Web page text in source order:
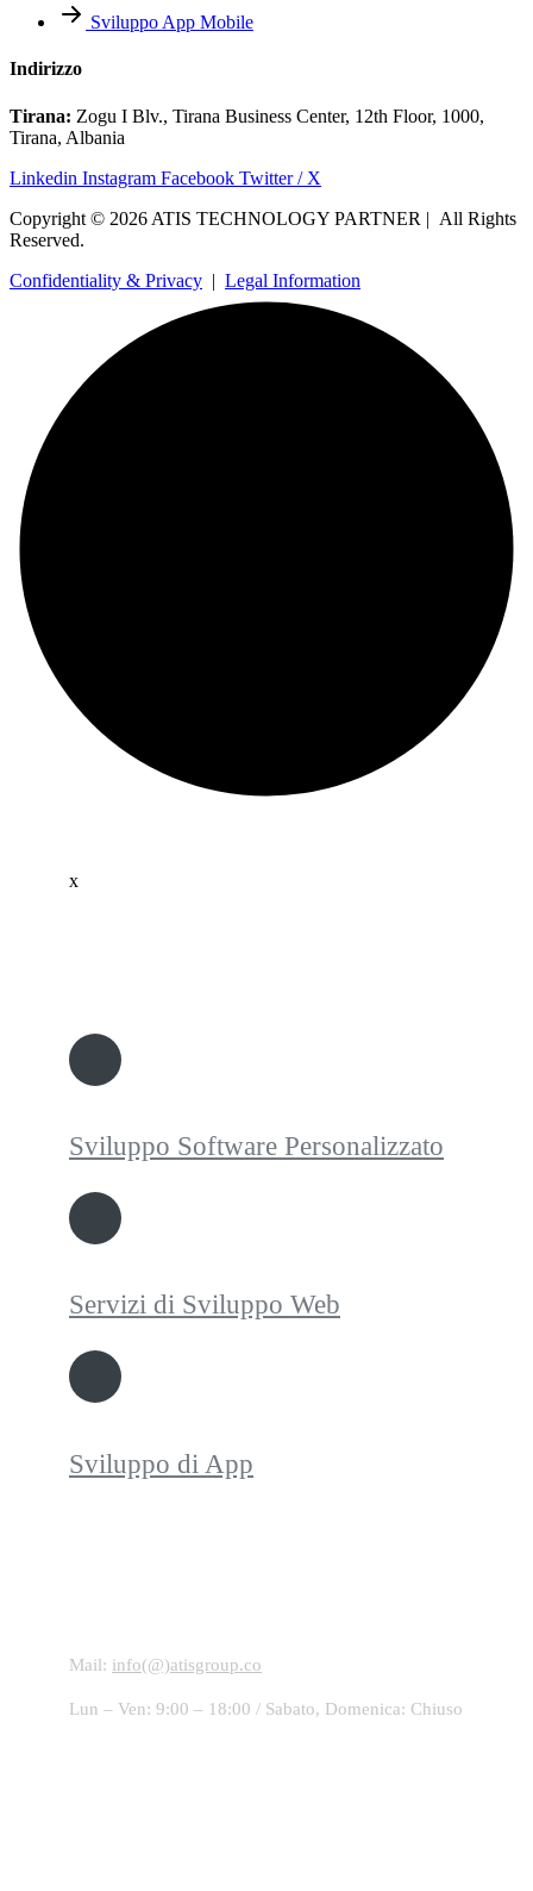
Sviluppo App Mobile
Indirizzo
Tirana: Zogu I Blv., Tirana Business Center, 12th Floor, 1000,
Tirana, Albania
Linkedin Instagram Facebook Twitter / X
Copyright © 2026 ATIS TECHNOLOGY PARTNER | All Rights
Reserved.
Confidentiality & Privacy | Legal Information
x
Sviluppo Software Personalizzato
Servizi di Sviluppo Web
Sviluppo di App
Mail: info(@)atisgroup.co
Lun – Ven: 9:00 – 18:00 / Sabato, Domenica: Chiuso